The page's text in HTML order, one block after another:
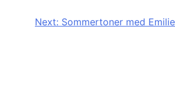
Next: Sommertoner med Emilie